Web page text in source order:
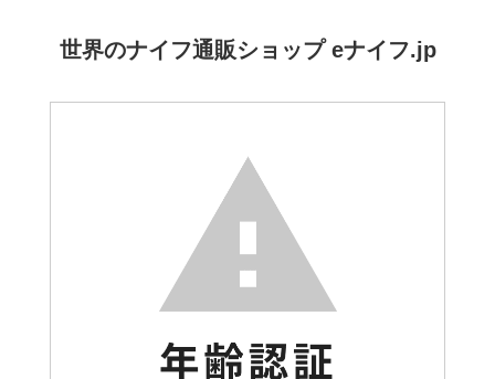
世界のナイフ通販ショップ eナイフ.jp